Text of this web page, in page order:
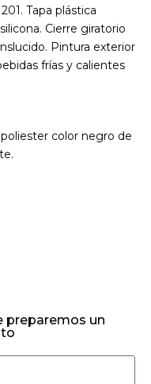
Tapa plástica
Cierre giratorio
Pintura exterior
frías y calientes
color negro de
preparemos un